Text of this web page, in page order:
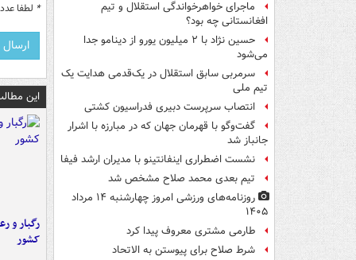
ماجرای خواهرخواندگی استقلال و تیم
افغانستانی چه بود؟
حسین نژاد با ۲ میلیون یورو از دینامو جدا
می‌شود
سرمربی سابق استقلال در یک‌قدمی هدایت یک
تیم ملی
انتصاب سرپرست دبیری فدراسیون کشتی
گفت‌وگو با قهرمان جهان که در مبارزه با اشرار
جانباز شد
نشست اضطراری اینفانتینو با مدیران ارشد فیفا
تیم بعدی محمد صلاح مشخص شد
روزنامه‌های ورزشی امروز چهارشنبه ۱۴ مرداد
۱۴۰۵
طارمی مشتری معروف پیدا کرد
شرط صلاح برای پیوستن به الاتحاد
* لطفا
این
رگبار و
کشور